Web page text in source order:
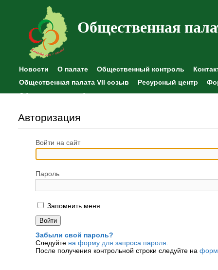
Общественная
Новости О палате Общественный контроль
Общественная палата VII созыв
Ресурсный центр
Общественные наблюдения
Авторизация
Войти на сайт
Пароль
Запомнить меня
Забыли свой пароль?
Следуйте на форму для запроса пароля.
После получения контрольной строки следуйте на